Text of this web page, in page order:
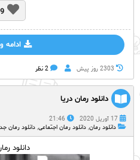
ادامه
2303 روز پيش 2 نظر
دانلود رمان دریا
17 آوریل 2020
21:46
دانلود رمان, دانلود رمان اجتماعی, دانلود رمان
دانلود